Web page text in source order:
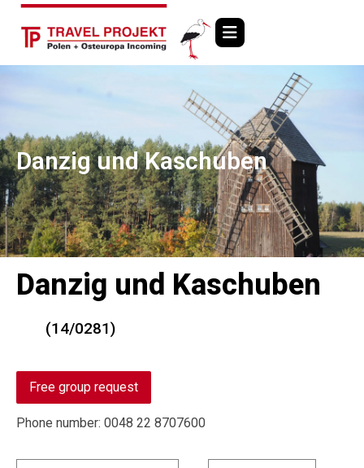
Danzig und Kaschuben
Danzig und Kaschuben
(14/0281)
Free group request
Phone number: 0048 22 8707600